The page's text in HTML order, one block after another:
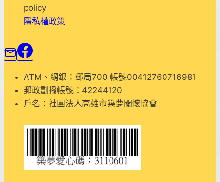
policy
隱私權政策
ATM、網銀：郵局700 帳號00412760716981
郵政劃撥帳號：42244120
戶名：社團法人高雄市築夢關懷協會